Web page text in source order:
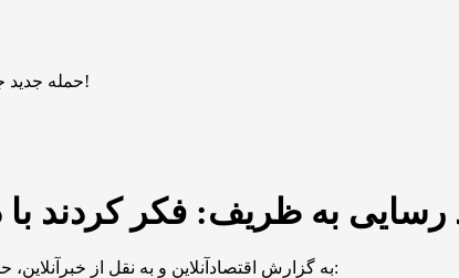
حمله جدید جدید رسایی به ظریف: فکر کردند با دست کردن در جیبشان دیپلمات می‌شوند!
به گزارش اقتصادآنلاین و به نقل از خبرآنلاین، حمید رسایی نماینده تهران در مجلس شورای اسلامی در شبکه اجتماعی ایکس نوشت: